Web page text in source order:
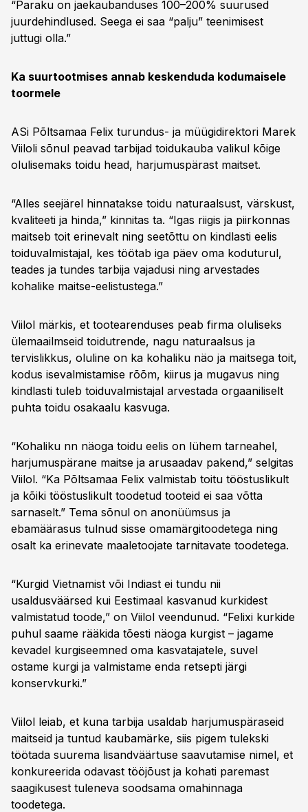
“Paraku on jaekaubanduses 100–200% suurused
juurdehindlused. Seega ei saa “palju” teenimisest
juttugi olla.”
Ka suurtootmises annab keskenduda kodumaisele
toormele
ASi Põltsamaa Felix turundus- ja müügidirektori Marek
Viiloli sõnul peavad tarbijad toidukauba valikul kõige
olulisemaks toidu head, harjumuspärast maitset.
“Alles seejärel hinnatakse toidu naturaalsust, värskust,
kvaliteeti ja hinda,” kinnitas ta. “Igas riigis ja piirkonnas
maitseb toit erinevalt ning seetõttu on kindlasti eelis
toiduvalmistajal, kes töötab iga päev oma koduturul,
teades ja tundes tarbija vajadusi ning arvestades
kohalike maitse-eelistustega.”
Viilol märkis, et tootearenduses peab firma oluliseks
ülemaailmseid toidutrende, nagu naturaalsus ja
tervislikkus, oluline on ka kohaliku näo ja maitsega toit,
kodus isevalmistamise rõõm, kiirus ja mugavus ning
kindlasti tuleb toiduvalmistajal arvestada orgaaniliselt
puhta toidu osakaalu kasvuga.
“Kohaliku nn näoga toidu eelis on lühem tarneahel,
harjumuspärane maitse ja arusaadav pakend,” selgitas
Viilol. “Ka Põltsamaa Felix valmistab toitu tööstuslikult
ja kõiki tööstuslikult toodetud tooteid ei saa võtta
sarnaselt.” Tema sõnul on anonüümsus ja
ebamäärasus tulnud sisse omamärgitoodetega ning
osalt ka erinevate maaletoojate tarnitavate toodetega.
“Kurgid Vietnamist või Indiast ei tundu nii
usaldusväärsed kui Eestimaal kasvanud kurkidest
valmistatud toode,” on Viilol veendunud. “Felixi kurkide
puhul saame rääkida tõesti näoga kurgist – jagame
kevadel kurgiseemned oma kasvatajatele, suvel
ostame kurgi ja valmistame enda retsepti järgi
konservkurki.”
Viilol leiab, et kuna tarbija usaldab harjumuspäraseid
maitseid ja tuntud kaubamärke, siis pigem tulekski
töötada suurema lisandväärtuse saavutamise nimel, et
konkureerida odavast tööjõust ja kohati paremast
saagikusest tuleneva soodsama omahinnaga
toodetega.